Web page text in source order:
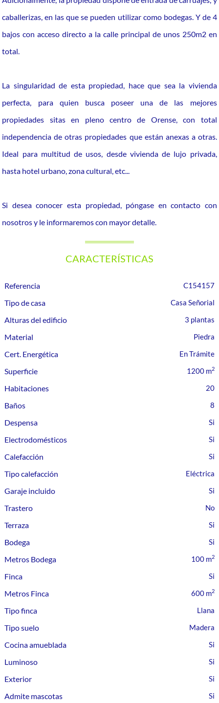
caballerizas, en las que se pueden utilizar como bodegas. Y de 4
bajos con acceso directo a la calle principal de unos 250m2 en
total.
La singularidad de esta propiedad, hace que sea la vivienda
perfecta, para quien busca poseer una de las mejores
propiedades sitas en pleno centro de Orense, con total
independencia de otras propiedades que están anexas a otras.
Ideal para multitud de usos, desde vivienda de lujo privada,
hasta hotel urbano, zona cultural, etc...
Si desea conocer esta propiedad, póngase en contacto con
nosotros y le informaremos con mayor detalle.
CARACTERÍSTICAS
Referencia C154157
Tipo de casa Casa Señorial
Alturas del edificio 3 plantas
Material Piedra
Cert. Energética En Trámite
Superficie 1200 m2
Habitaciones 20
Baños 8
Despensa
Electrodomésticos
Calefacción
Tipo calefacción
Eléctrica
Garaje incluido
Trastero
Terraza
Bodega
Metros Bodega
100 m2
Finca
Metros Finca
600 m2
Tipo finca Llana
Tipo suelo Madera
Cocina amueblada
Luminoso
Exterior
Admite mascotas